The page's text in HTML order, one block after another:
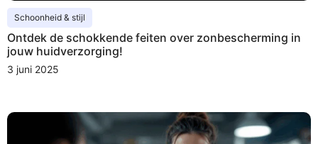
Schoonheid & stijl
Ontdek de schokkende feiten over zonbescherming in
jouw huidverzorging!
3 juni 2025